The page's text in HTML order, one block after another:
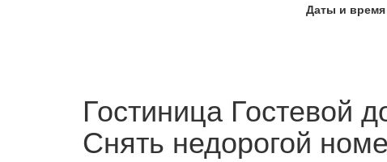
Даты и время
Гостиница Гостевой
Снять недорогой